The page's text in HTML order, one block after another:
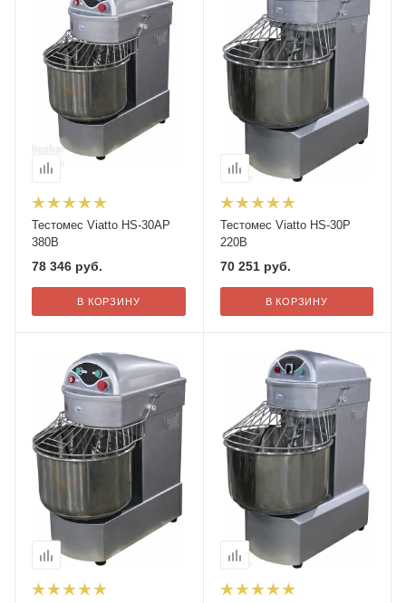
Тестомес Viatto HS-30AP
380В
78 346 руб.
В КОРЗИНУ
Тестомес Viatto HS-30P
220В
70 251руб.
В КОРЗИНУ